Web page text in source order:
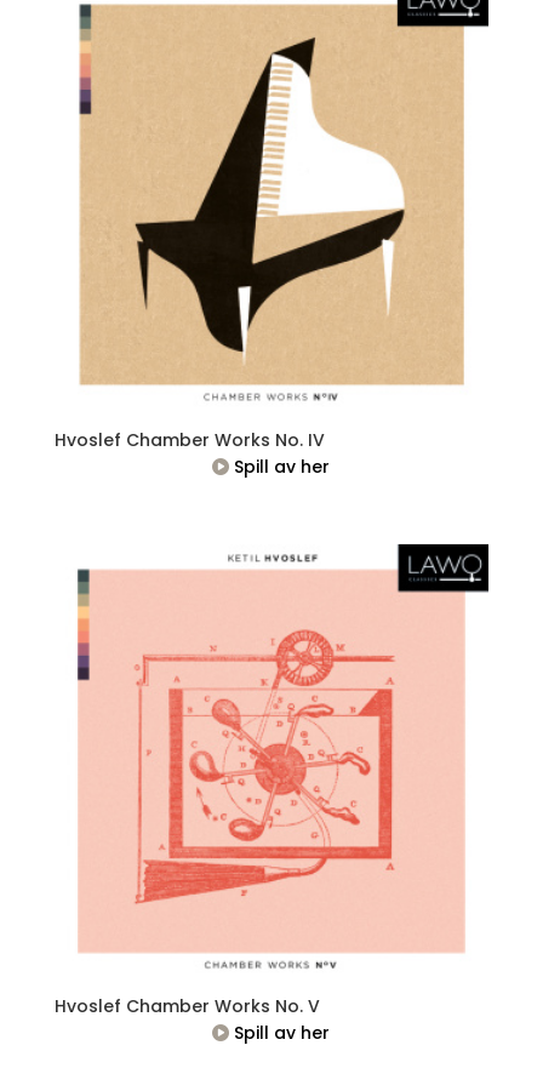
Hvoslef Chamber Works No. IV
Spill av her
Hvoslef Chamber Works No. V
Spill av her